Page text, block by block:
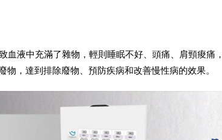
液中充滿了雜物，輕則睡眠不好、頭痛、肩頸痠痛
，達到排除廢物、預防疾病和改善慢性病的效果。